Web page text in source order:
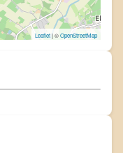
Leaflet| ©OpenStreetMap